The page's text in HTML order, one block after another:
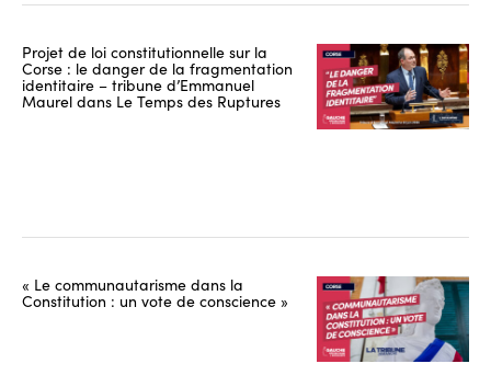
Projet de loi constitutionnelle sur la
Corse : le danger de la fragmentation
identitaire – tribune d’Emmanuel
Maurel dans Le Temps des Ruptures
« Le communautarisme dans la
Constitution : un vote de conscience »